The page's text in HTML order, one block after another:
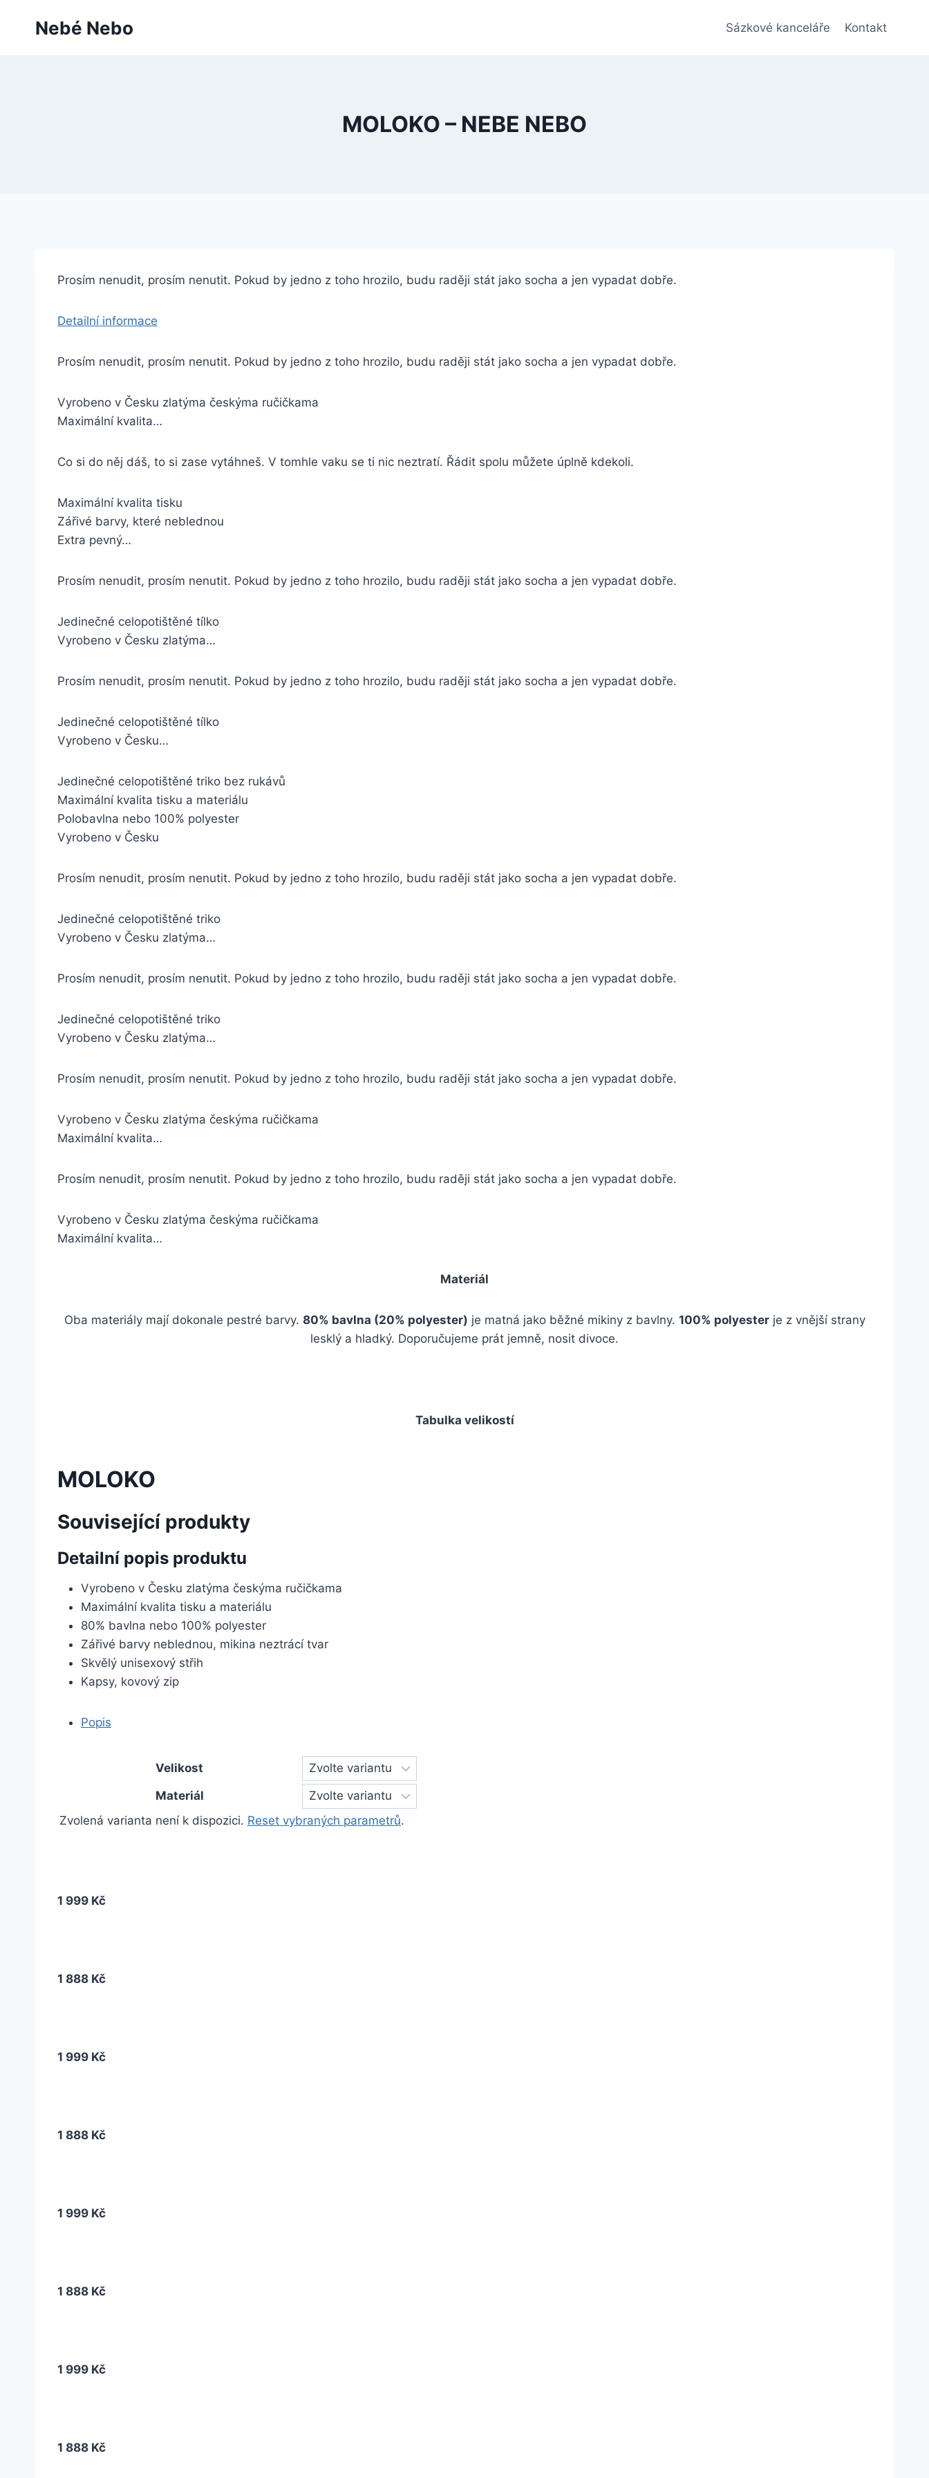
Nebé Nebo Sázkové kanceláře Kontakt
MOLOKO – NEBE NEBO
Prosím nenudit, prosím nenutit. Pokud by jedno z toho hrozilo, budu raději stát jako socha a jen vypadat dobře.
Detailní informace
Prosím nenudit, prosím nenutit. Pokud by jedno z toho hrozilo, budu raději stát jako socha a jen vypadat dobře.
Vyrobeno v Česku zlatýma českýma ručičkama
Maximální kvalita…
Co si do něj dáš, to si zase vytáhneš. V tomhle vaku se ti nic neztratí. Řádit spolu můžete úplně kdekoli.
Maximální kvalita tisku
Zářivé barvy, které neblednou
Extra pevný…
Prosím nenudit, prosím nenutit. Pokud by jedno z toho hrozilo, budu raději stát jako socha a jen vypadat dobře.
Jedinečné celopotištěné tílko
Vyrobeno v Česku zlatýma…
Prosím nenudit, prosím nenutit. Pokud by jedno z toho hrozilo, budu raději stát jako socha a jen vypadat dobře.
Jedinečné celopotištěné tílko
Vyrobeno v Česku…
Jedinečné celopotištěné triko bez rukávů
Maximální kvalita tisku a materiálu
Polobavlna nebo 100% polyester
Vyrobeno v Česku
Prosím nenudit, prosím nenutit. Pokud by jedno z toho hrozilo, budu raději stát jako socha a jen vypadat dobře.
Jedinečné celopotištěné triko
Vyrobeno v Česku zlatýma…
Prosím nenudit, prosím nenutit. Pokud by jedno z toho hrozilo, budu raději stát jako socha a jen vypadat dobře.
Jedinečné celopotištěné triko
Vyrobeno v Česku zlatýma…
Prosím nenudit, prosím nenutit. Pokud by jedno z toho hrozilo, budu raději stát jako socha a jen vypadat dobře.
Vyrobeno v Česku zlatýma českýma ručičkama
Maximální kvalita…
Prosím nenudit, prosím nenutit. Pokud by jedno z toho hrozilo, budu raději stát jako socha a jen vypadat dobře.
Vyrobeno v Česku zlatýma českýma ručičkama
Maximální kvalita…
Materiál
Oba materiály mají dokonale pestré barvy. 80% bavlna (20% polyester) je matná jako běžné mikiny z bavlny. 100% polyesterje z vnější strany
lesklý a hladký. Doporučujeme prát jemně, nosit divoce.
Tabulka velikostí
MOLOKO
Související produkty
Detailní popis produktu
Vyrobeno v Česku zlatýma českýma ručičkama
Maximální kvalita tisku a materiálu
80% bavlna nebo 100% polyester
Zářivé barvy neblednou, mikina neztrácí tvar
Skvělý unisexový střih
Kapsy, kovový zip
Popis
Velikost
Materiál
Zvolená varianta není k dispozici. Reset vybraných parametrů.
1 999 Kč
1 888 Kč
1 999 Kč
1 888 Kč
1 999 Kč
1 888 Kč
1 999 Kč
1 888 Kč